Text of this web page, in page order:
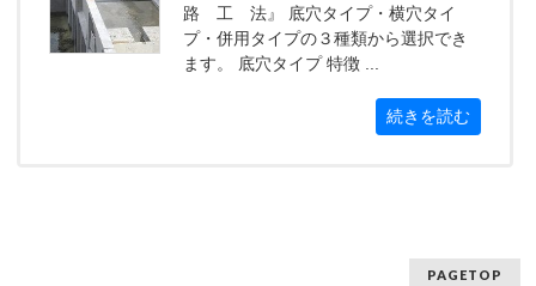
路 工 法』 底穴タイプ・横穴タイ
プ・併用タイプの３種類から選択でき
ます。 底穴タイプ 特徴 ...
続きを読む
PAGETOP